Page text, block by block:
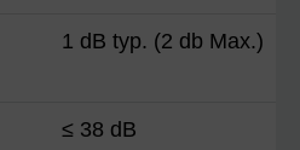
1 dB typ. (2 db Max.)
≤ 38 dB